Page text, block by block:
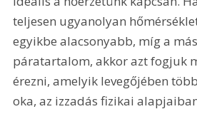
teljesen ugyanolyan
egyikbe alacsonyabb, míg a
páratartalom, akkor azt fogjuk
érezni, amelyik levegőjében
oka, az izzadás fizikai